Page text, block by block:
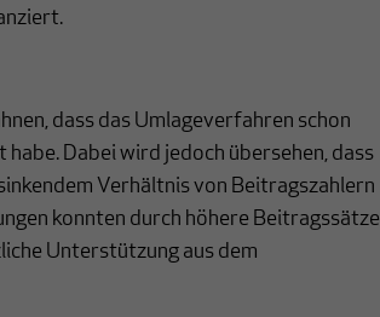
dass das Umlageverfahren schon
Dabei wird jedoch übersehen, dass
Verhältnis von Beitragszahlern
konnten durch höhere Beitragssätze
Unterstützung aus dem